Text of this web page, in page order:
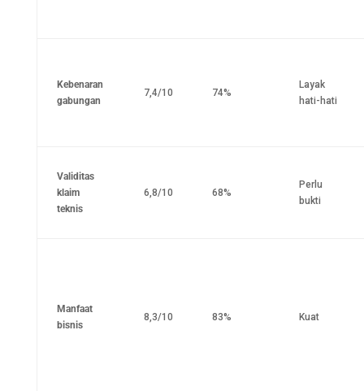
Kebenaran
gabungan
7,4/10 74%
Layak
hati-hati
Validitas
klaim
teknis
6,8/10 68%
Perlu
bukti
Manfaat
bisnis
8,3/10 83% Kuat